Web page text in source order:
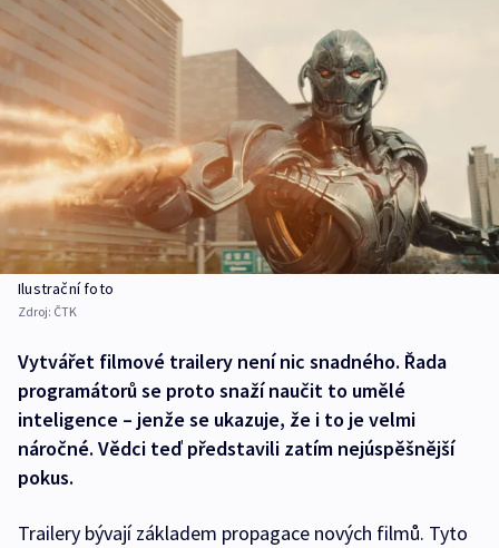
Ilustrační foto
Zdroj: ČTK
Vytvářet filmové trailery není nic snadného. Řada
programátorů se proto snaží naučit to umělé
inteligence –⁠ jenže se ukazuje, že i to je velmi
náročné. Vědci teď představili zatím nejúspěšnější
pokus.
Trailery bývají základem propagace nových filmů. Tyto